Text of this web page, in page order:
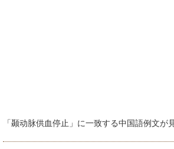
「颞动脉供血停止」に一致する中国語例文が